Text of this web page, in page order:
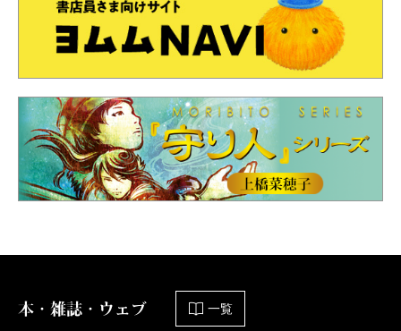
本・雑誌・ウェブ 一覧